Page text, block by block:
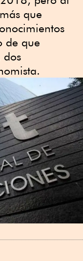
que
de que
dos